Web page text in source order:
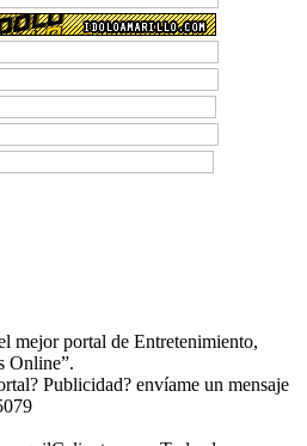
mejor portal de Entretenimiento,
Online”.
Publicidad? envíame un mensaje